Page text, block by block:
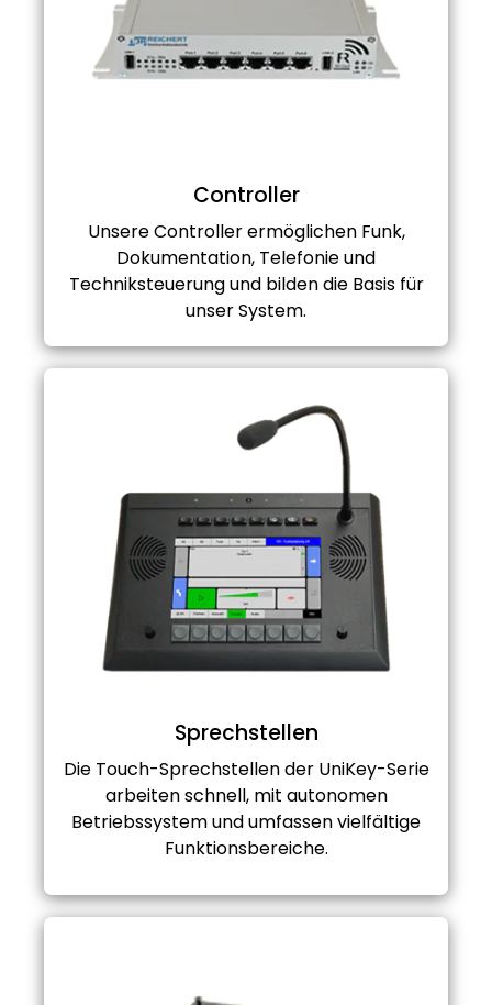
Controller
Unsere Controller ermöglichen Funk,
Dokumentation, Telefonie und
Techniksteuerung und bilden die Basis für
unser System.
Sprechstellen
Die Touch-Sprechstellen der UniKey-Serie
arbeiten schnell, mit autonomen
Betriebssystem und umfassen vielfältige
Funktionsbereiche.